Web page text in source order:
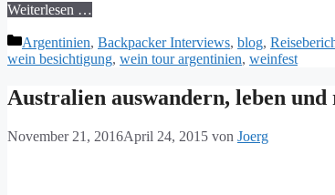
Weiterlesen …
Kategorien
Argentinien, Backpacker Interviews, blog,
wein besichtigung, wein tour argentinien, weinfest
Australien auswandern, leben
November 21, 2016April 24, 2015 von Joerg